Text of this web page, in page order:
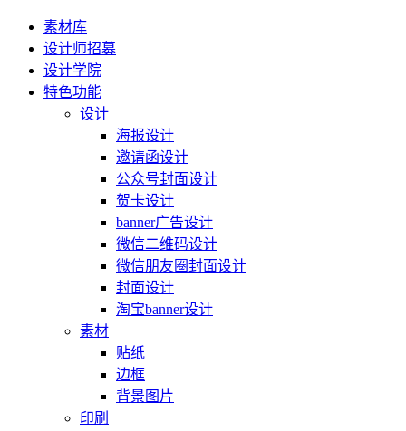
素材库
设计师招募
设计学院
特色功能
设计
海报设计
邀请函设计
公众号封面设计
贺卡设计
banner广告设计
微信二维码设计
微信朋友圈封面设计
封面设计
淘宝banner设计
素材
贴纸
边框
背景图片
印刷